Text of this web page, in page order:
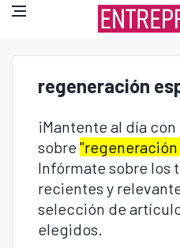
regeneración
¡Mantente al día
sobre
Infórmate sobre los
recientes y
selección de
elegidos.